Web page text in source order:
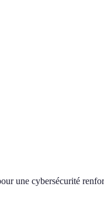
une cybersécurité